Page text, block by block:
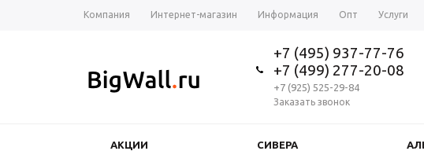
Компания Интернет-магазин Информация Опт Услуги
+7 (495) 937-77-76
+7 (499) 277-20-08
+7 (925) 525-29-84
Заказать звонок
АКЦИИ СИВЕРА